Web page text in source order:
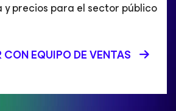
precios para el sector público
EQUIPO DE VENTAS